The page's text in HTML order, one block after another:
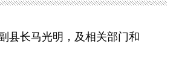
县长马光明，及相关部门和